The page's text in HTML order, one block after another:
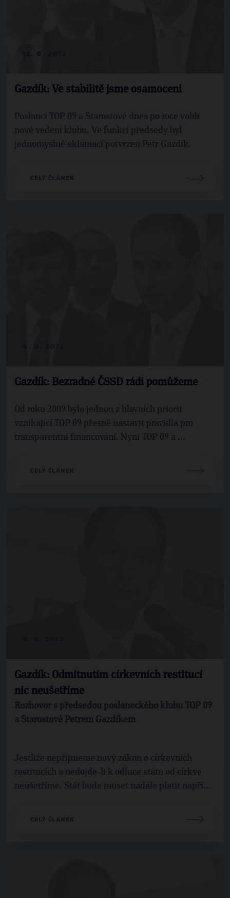
Gazdík: Ve stabilitě jsme osamoceni
Poslanci TOP 09 a Starostové dnes po roce volili
nové vedení klubu. Ve funkci předsedy byl
jednomyslně aklamací potvrzen Petr Gazdík.
CELÝ ČLÁNEK
Gazdík: Bezradné ČSSD rádi pomůžeme
Od roku 2009 bylo jednou z hlavních priorit
vznikající TOP 09 přesně nastavit pravidla pro
transparentní financování. Nyní TOP 09 a ...
CELÝ ČLÁNEK
Gazdík: Odmítnutím církevních restitucí
nic neušetříme
Rozhovor s předsedou poslaneckého klubu TOP 09
a Starostové Petrem Gazdíkem
Jestliže nepřijmeme nový zákon o církevních
restitucích a nedojde-li k odluce státu od církve
neušetříme. Stát bude muset nadále platit napří...
CELÝ ČLÁNEK